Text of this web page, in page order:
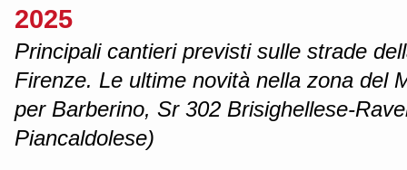
2025
Principali cantieri previsti sulle strade
Firenze. Le ultime novità nella zona del
per Barberino, Sr 302 Brisighellese-
Piancaldolese)